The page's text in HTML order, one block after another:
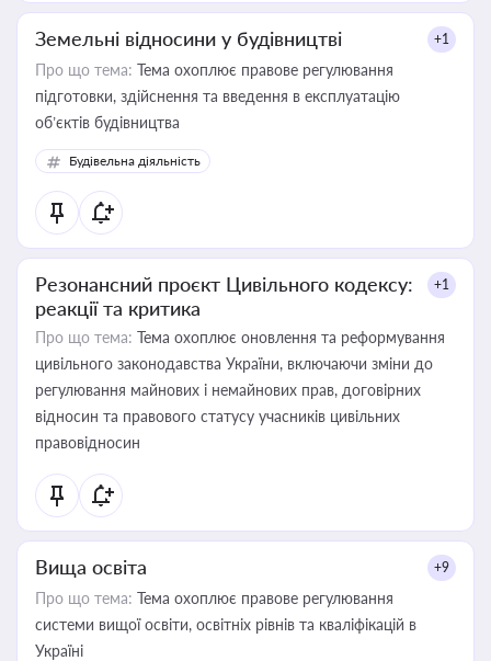
Земельні відносини у будівництві +1
Про що тема: Тема охоплює правове регулювання
підготовки, здійснення та введення в експлуатацію
об’єктів будівництва
Будівельна діяльність
Резонансний проєкт Цивільного кодексу:
реакції та критика
+1
Про що тема: Тема охоплює оновлення та реформування
цивільного законодавства України, включаючи зміни до
регулювання майнових і немайнових прав, договірних
відносин та правового статусу учасників цивільних
правовідносин
Вища освіта +9
Про що тема: Тема охоплює правове регулювання
системи вищої освіти, освітніх рівнів та кваліфікацій в
Україні